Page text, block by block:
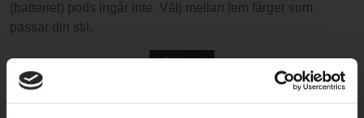
(batteriet) pods ingår inte. Välj mellan fem färger som
passar din stil.
Vad är en Puff Bar?